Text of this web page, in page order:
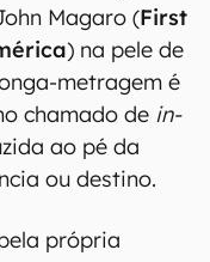
Magaro (First
) na pele de
metragem é
chamado de in-
ao pé da
ou destino.
própria